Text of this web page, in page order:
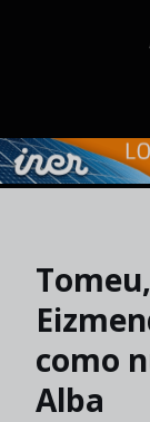
Skip to main content
como
Alba